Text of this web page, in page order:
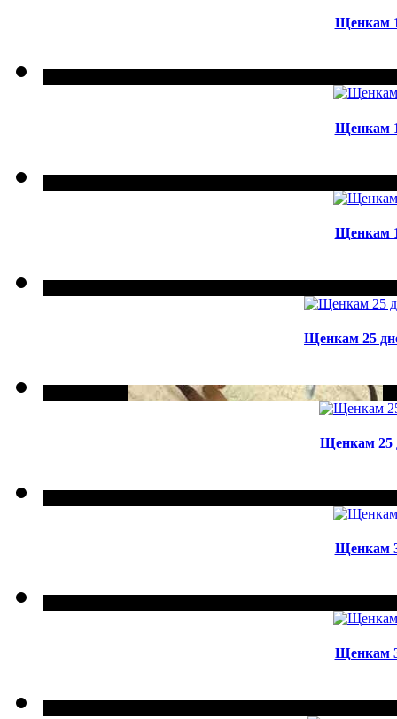
Щенкам
Щенкам
Щенкам
Щенкам 25
Щенкам 25
Щенкам
Щенкам